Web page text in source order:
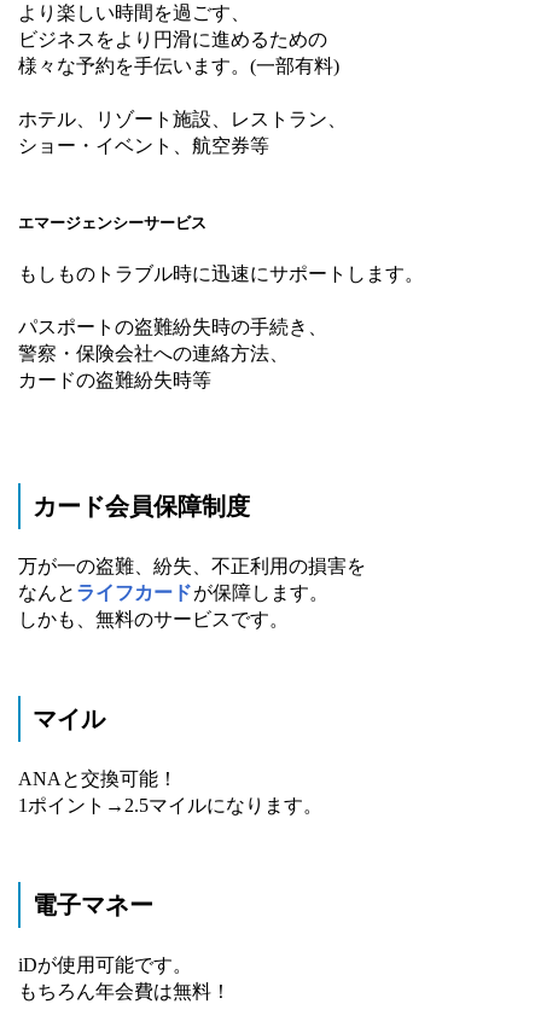
より楽しい時間を過ごす、
ビジネスをより円滑に進めるための
様々な予約を手伝います。(一部有料)
ホテル、リゾート施設、レストラン、
ショー・イベント、航空券等
エマージェンシーサービス
もしものトラブル時に迅速にサポートします。
パスポートの盗難紛失時の手続き、
警察・保険会社への連絡方法、
カードの盗難紛失時等
カード会員保障制度
万が一の盗難、紛失、不正利用の損害を
なんと ライフカードが保障します。
しかも、無料のサービスです。
マイル
ANAと交換可能！
1ポイント→2.5マイルになります。
電子マネー
iDが使用可能です。
もちろん年会費は無料！